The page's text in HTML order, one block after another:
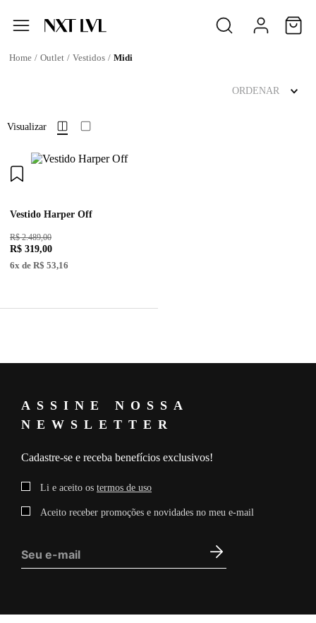
Outlet Vestidos Midi
ORDENAR
Visualizar
Vestido Harper Off
R$ 2.489,00
R$ 319,00
6x de R$ 53,16
ASSINE NOSSA
NEWSLETTER
Cadastre-se e receba benefícios exclusivos!
Li e aceito os termos de uso
Aceito receber promoções e novidades no meu e-mail